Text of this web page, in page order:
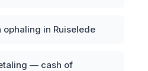
in Ruiselede
— cash of